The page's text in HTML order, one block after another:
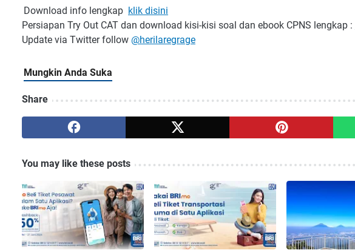
Download info lengkap klik disini
Persiapan Try Out CAT dan download kisi-kisi soal dan ebook CPNS lengkap :
Update via Twitter follow @herilaregrage
Share
You may like these posts